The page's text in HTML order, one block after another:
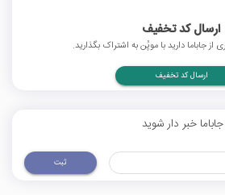
ارسال کد تخفیف
جاباما دارید با موپُن به اشتراک بگذارید.
ارسال کد تخفیف
خبر دار شوید
ثبت